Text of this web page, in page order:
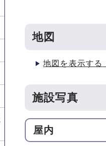
地図
地図を表示する
施設写真
屋内